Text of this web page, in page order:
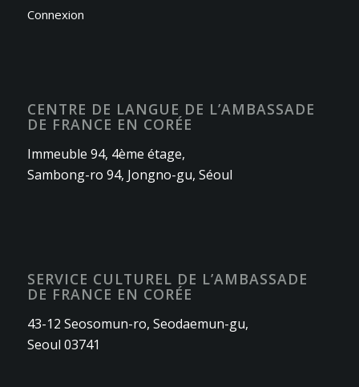
Connexion
CENTRE DE LANGUE DE L’AMBASSADE
DE FRANCE EN CORÉE
Immeuble 94, 4ème étage,
Sambong-ro 94, Jongno-gu, Séoul
SERVICE CULTUREL DE L’AMBASSADE
DE FRANCE EN CORÉE
43-12 Seosomun-ro, Seodaemun-gu,
Seoul 03741